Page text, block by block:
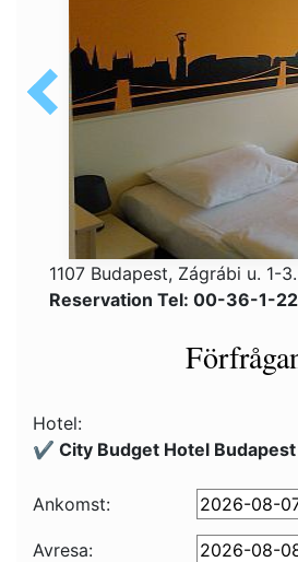
1107 Budapest, Zágrábi u. 1-3.
Reservation Tel: 00-36-1-
Hotel:
✔️ City Budget Hotel
Ankomst:
Avresa: